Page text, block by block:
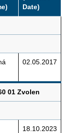
Date)
02.05.2017
01 Zvolen
18.10.2023